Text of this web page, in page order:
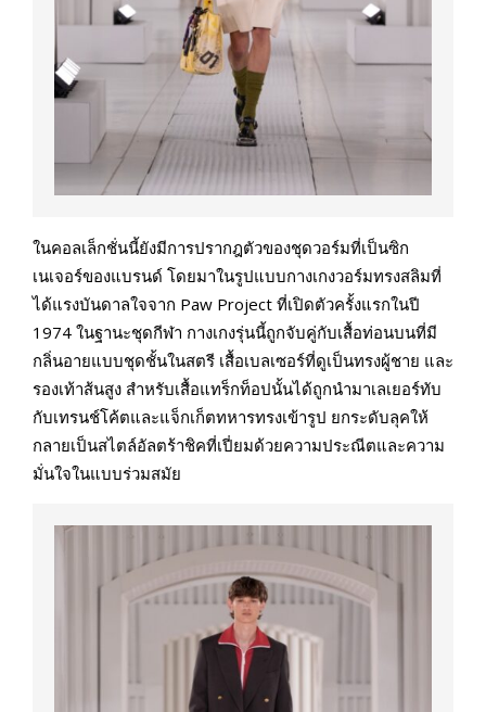
ในคอลเล็กชั่นนี้ยังมีการปรากฎตัวของชุดวอร์มที่เป็นซิก
เนเจอร์ของแบรนด์ โดยมาในรูปแบบกางเกงวอร์มทรงสลิมที่
ได้แรงบันดาลใจจาก Paw Project ที่เปิดตัวครั้งแรกในปี
1974 ในฐานะชุดกีฬา กางเกงรุ่นนี้ถูกจับคู่กับเสื้อท่อนบนที่มี
กลิ่นอายแบบชุดชั้นในสตรี เสื้อเบลเซอร์ที่ดูเป็นทรงผู้ชาย และ
รองเท้าส้นสูง สำหรับเสื้อแทร็กท็อปนั้นได้ถูกนำมาเลเยอร์ทับ
กับเทรนช์โค้ตและแจ็กเก็ตทหารทรงเข้ารูป ยกระดับลุคให้
กลายเป็นสไตล์อัลตร้าชิคที่เปี่ยมด้วยความประณีตและความ
มั่นใจในแบบร่วมสมัย